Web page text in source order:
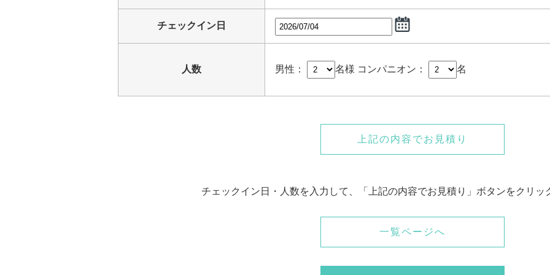
チェックイン日
人数 男性： 名様 コンパニオン： 名
上記の内容でお見積り
チェックイン日・人数を入力して、「上記の内容でお見積り」ボタンをクリッ
一覧ページへ